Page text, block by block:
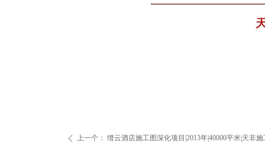
ꄴ 上一个： 缙云酒店施工图深化项目|2013年|40000平米|天非